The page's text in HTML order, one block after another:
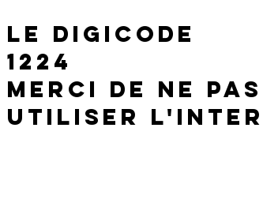
Le digicode
1224
MErci de ne pas
utiliser